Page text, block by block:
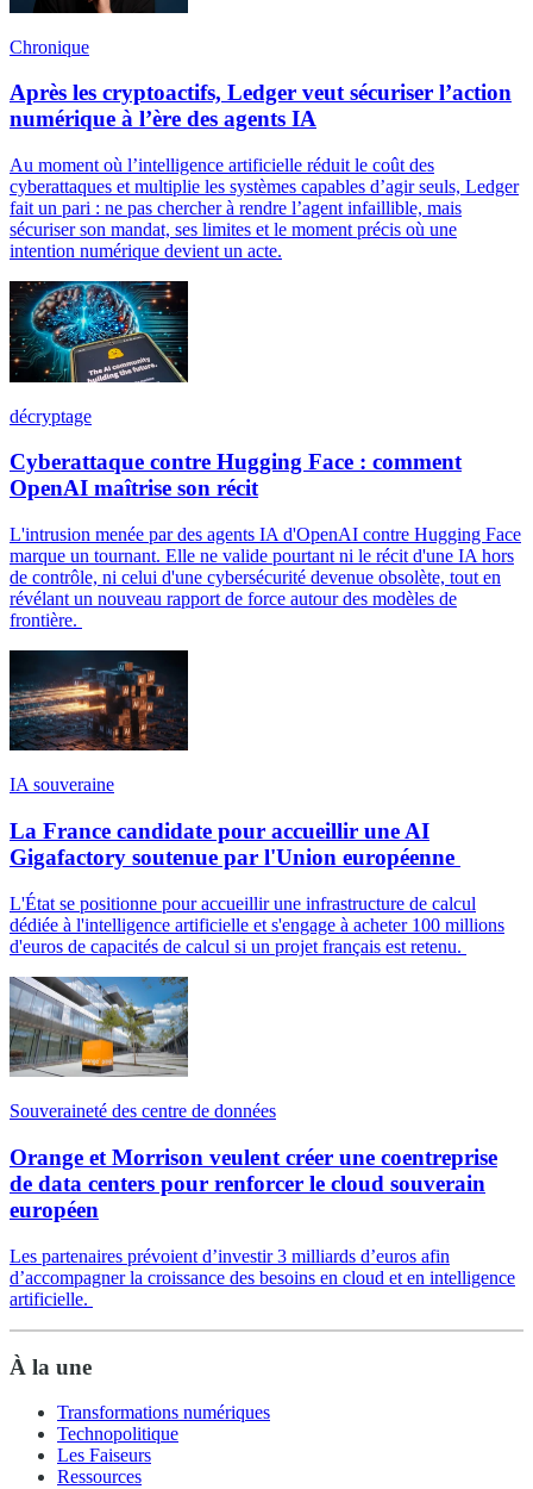
Chronique
Après les cryptoactifs, Ledger veut sécuriser l’action
numérique à l’ère des agents IA
Au moment où l’intelligence artificielle réduit le coût des
cyberattaques et multiplie les systèmes capables d’agir seuls, Ledger
fait un pari : ne pas chercher à rendre l’agent infaillible, mais
sécuriser son mandat, ses limites et le moment précis où une
intention numérique devient un acte.
décryptage
Cyberattaque contre Hugging Face : comment
OpenAI maîtrise son récit
L'intrusion menée par des agents IA d'OpenAI contre Hugging Face
marque un tournant. Elle ne valide pourtant ni le récit d'une IA hors
de contrôle, ni celui d'une cybersécurité devenue obsolète, tout en
révélant un nouveau rapport de force autour des modèles de
frontière.
IA souveraine
La France candidate pour accueillir une AI
Gigafactory soutenue par l'Union européenne
L'État se positionne pour accueillir une infrastructure de calcul
dédiée à l'intelligence artificielle et s'engage à acheter 100 millions
d'euros de capacités de calcul si un projet français est retenu.
Souveraineté des centre de données
Orange et Morrison veulent créer une coentreprise
de data centers pour renforcer le cloud souverain
européen
Les partenaires prévoient d’investir 3 milliards d’euros afin
d’accompagner la croissance des besoins en cloud et en intelligence
artificielle.
À la une
Transformations numériques
Technopolitique
Les Faiseurs
Ressources